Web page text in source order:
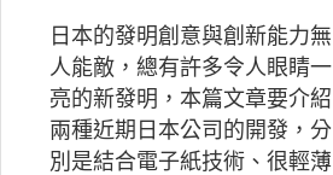
日本的發明創意與創新能力無
人能敵，總有許多令人眼睛一
亮的新發明，本篇文章要介紹
兩種近期日本公司的開發，分
別是結合電子紙技術、很輕薄